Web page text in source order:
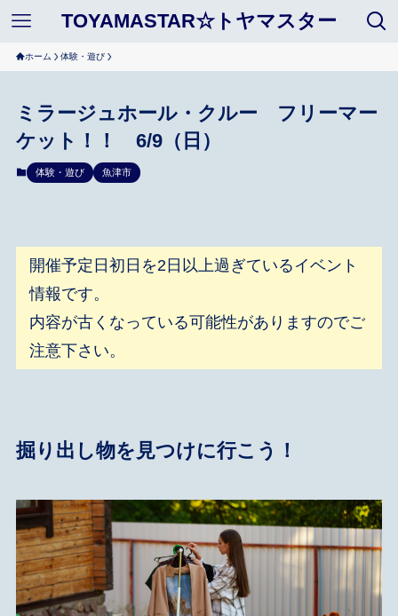
TOYAMASTAR☆トヤマスター
ホーム 体験・遊び
ミラージュホール・クルー フリーマー
ケット！！ 6/9（日）
体験・遊び 魚津市
開催予定日初日を2日以上過ぎているイベント
情報です。
内容が古くなっている可能性がありますのでご
注意下さい。
掘り出し物を見つけに行こう！